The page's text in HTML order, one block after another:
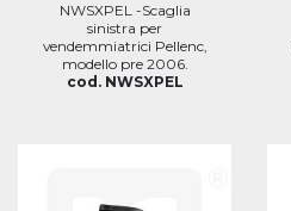
NWSXPEL -Scaglia
sinistra per
vendemmiatrici Pellenc,
modello pre 2006.
cod. NWSXPEL